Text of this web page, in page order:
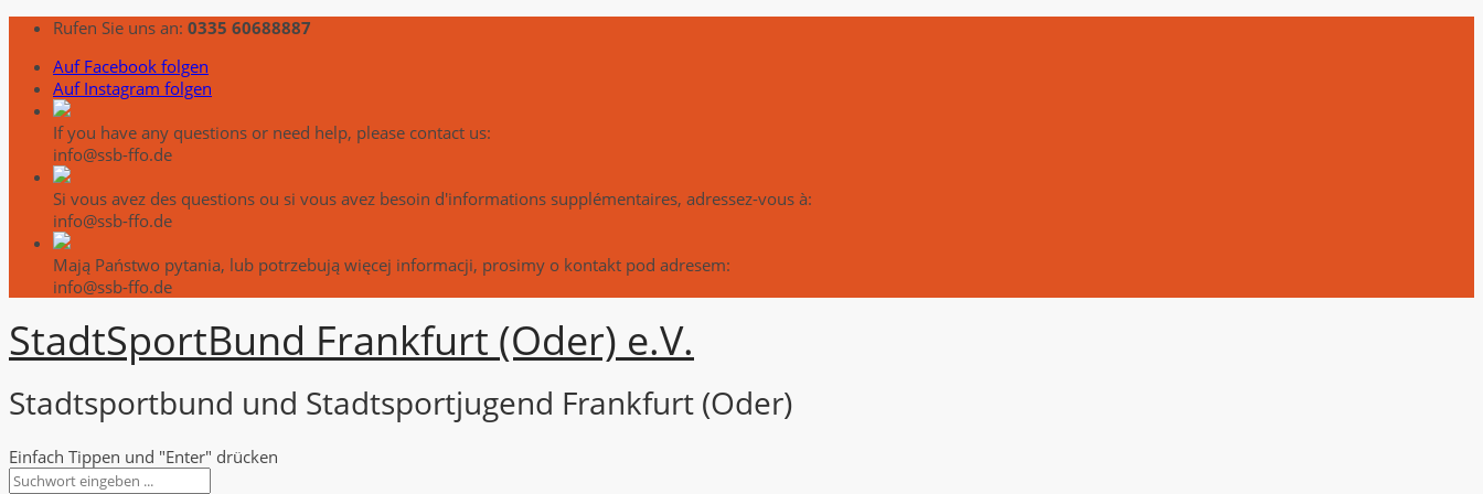
Rufen Sie uns an: 0335 60688887
Auf Facebook folgen
Auf Instagram folgen
If you have any questions or need help, please contact us:
info@ssb-ffo.de
Si vous avez des questions ou si vous avez besoin d'informations supplémentaires, adressez-vous à:
info@ssb-ffo.de
Mają Państwo pytania, lub potrzebują więcej informacji, prosimy o kontakt pod adresem:
info@ssb-ffo.de
StadtSportBund Frankfurt (Oder) e.V.
Stadtsportbund und Stadtsportjugend Frankfurt (Oder)
Einfach Tippen und "Enter" drücken